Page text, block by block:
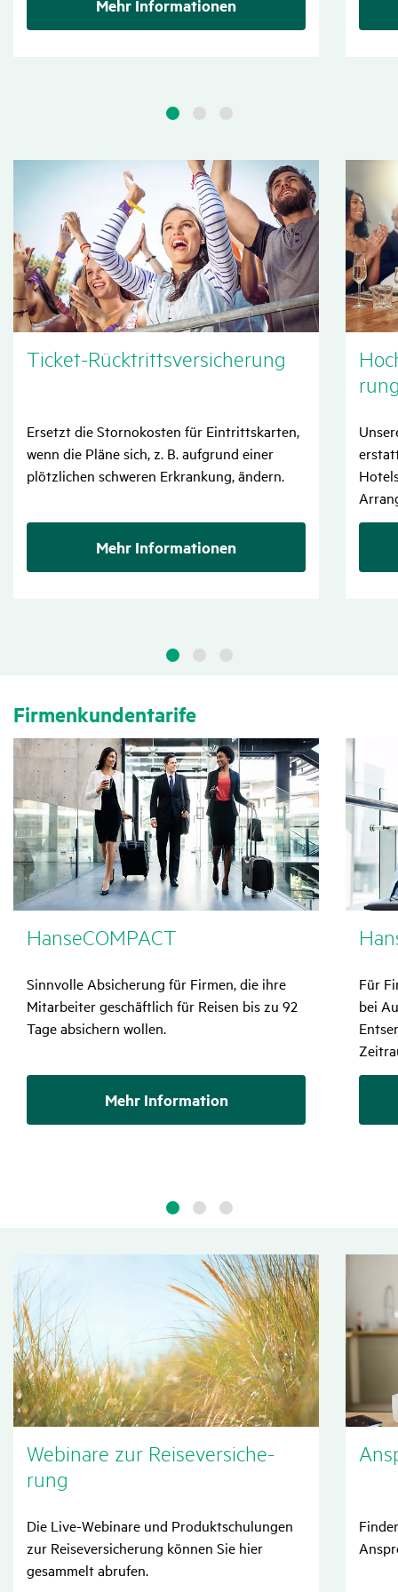
Mehr Informationen
Ticket-Rück­tritts­ver­si­che­rung
Ersetzt die Stornokosten für Eintrittskarten,
wenn die Pläne sich, z. B. aufgrund einer
plötzlichen schweren Erkrankung, ändern.
Mehr Informationen
Firmen­kun­den­ta­rife
Hanse­COM­PACT
Sinnvolle Absicherung für Firmen, die ihre
Mitarbeiter geschäftlich für Reisen bis zu 92
Tage absichern wollen.
Mehr Information
Für
bei
Webi­nare zur Reise­ver­si­che­
rung
Die Live-Webinare und Produktschulungen
zur Reiseversicherung können Sie hier
gesammelt abrufen.